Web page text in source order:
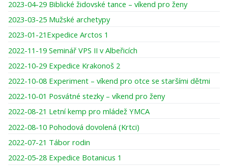
2023-04-29 Biblické židovské tance – víkend pro ženy
2023-03-25 Mužské archetypy
2023-01-21Expedice Arctos 1
2022-11-19 Seminář VPS II v Albeřicích
2022-10-29 Expedice Krakonoš 2
2022-10-08 Experiment – víkend pro otce se staršími dětmi
2022-10-01 Posvátné stezky – víkend pro ženy
2022-08-21 Letní kemp pro mládež YMCA
2022-08-10 Pohodová dovolená (Krtci)
2022-07-21 Tábor rodin
2022-05-28 Expedice Botanicus 1